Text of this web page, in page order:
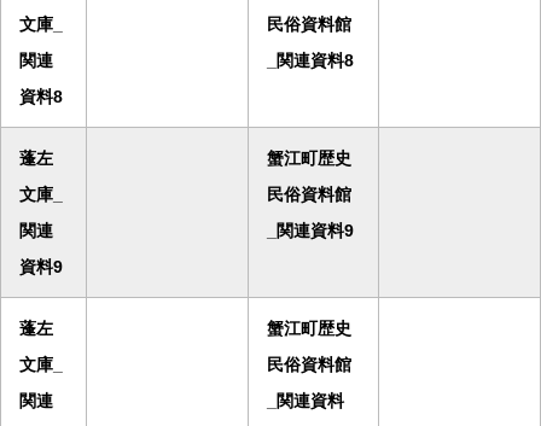
文庫_
関連
資料8
民俗資料館
_関連資料8
蓬左
文庫_
関連
資料9
蟹江町歴史
民俗資料館
_関連資料9
蓬左
文庫_
関連
蟹江町歴史
民俗資料館
_関連資料